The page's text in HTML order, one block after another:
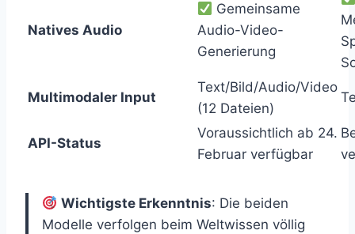
Natives Audio
Gemeinsame
Audio-Video-
Generierung
Multimodaler Input
Text/Bild/Audio/Video
(12 Dateien)
API-Status
Voraussichtlich ab 24.
Februar verfügbar
Wichtigste Erkenntnis: Die beiden
Modelle verfolgen beim Weltwissen völlig